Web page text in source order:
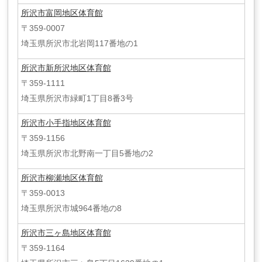
所沢市富岡地区体育館
〒359-0007
埼玉県所沢市北岩岡117番地の1
所沢市新所沢地区体育館
〒359-1111
埼玉県所沢市緑町1丁目8番3号
所沢市小手指地区体育館
〒359-1156
埼玉県所沢市北野南一丁目5番地の2
所沢市柳瀬地区体育館
〒359-0013
埼玉県所沢市城964番地の8
所沢市三ヶ島地区体育館
〒359-1164